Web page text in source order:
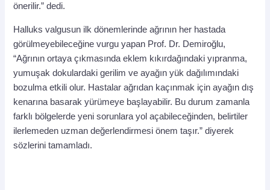
önerilir.” dedi.
Halluks valgusun ilk dönemlerinde ağrının her hastada
görülmeyebileceğine vurgu yapan Prof. Dr. Demiroğlu,
“Ağrının ortaya çıkmasında eklem kıkırdağındaki yıpranma,
yumuşak dokulardaki gerilim ve ayağın yük dağılımındaki
bozulma etkili olur. Hastalar ağrıdan kaçınmak için ayağın dış
kenarına basarak yürümeye başlayabilir. Bu durum zamanla
farklı bölgelerde yeni sorunlara yol açabileceğinden, belirtiler
ilerlemeden uzman değerlendirmesi önem taşır.” diyerek
sözlerini tamamladı.